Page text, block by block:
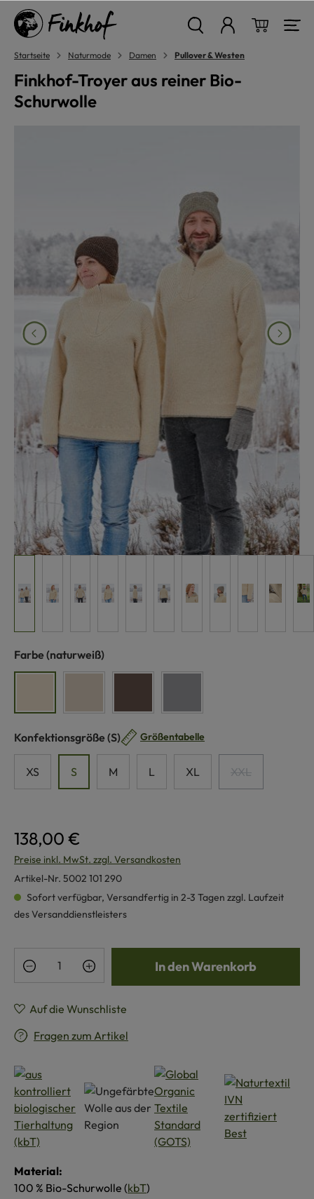
springen
Startseite Naturmode Damen Pullover & Westen
Finkhof-Troyer aus reiner Bio-
Schurwolle
Farbe auswählen
(naturweiß)
Konfektionsgröße auswählen
(S) Größentabelle
XS S M L XL XXL
(Diese Option
138,00 €
Preise inkl. MwSt. zzgl. Versandkosten
Artikel-Nr. 5002 101 290
Sofort verfügbar, Versandfertig in 2-3 Tagen zzgl. Laufzeit
des Versanddienstleisters
Produkt Anzahl: Gib den gewünschten
In den Warenkorb
Auf die Wunschliste
Fragen zum Artikel
Material:
100 % Bio-Schurwolle (kbT)